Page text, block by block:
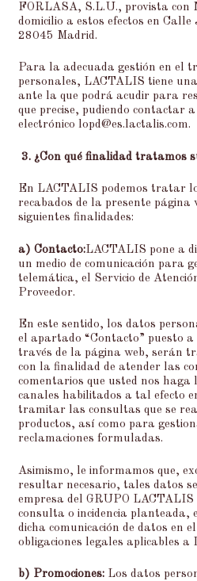
FORLASA, S.L.U., provista con
domicilio a estos efectos en
28045 Madrid.
Para la adecuada gestión en el
personales, LACTALIS tiene
ante la que podrá acudir para
que precise, pudiendo contactar
electrónico lopd@es.lactalis.com.
3. ¿Con qué finalidad tratamos
En LACTALIS podemos tratar
recabados de la presente
siguientes finalidades:
a) Contacto:LACTALIS pone a
un medio de comunicación para
telemática, el Servicio de
Proveedor.
En este sentido, los datos
el apartado “Contacto” puesto a
través de la página web, serán
con la finalidad de atender las
comentarios que usted nos
canales habilitados a tal efecto
tramitar las consultas que se
productos, así como para
reclamaciones formuladas.
Asimismo, le informamos que,
resultar necesario, tales datos
empresa del GRUPO
consulta o incidencia planteada,
dicha comunicación de datos en
obligaciones legales aplicables a
b) Promociones:Los datos